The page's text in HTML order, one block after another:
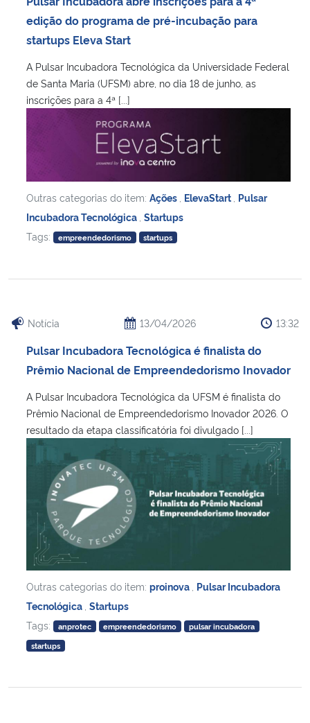
Ministério da Saúde
Ministério de Minas e Energia
Ministério da Ciência, Tecnologia, Inovações e Comunicações
Ministério do Meio Ambiente
Ministério do Turismo
Ministério do Desenvolvimento Regional
Gabinete de Segurança Institucional
Advocacia-Geral da União
Banco Central do Brasil
edição do programa de pré-incubação para
startups Eleva Start
A Pulsar Incubadora Tecnológica da Universidade Federal
de Santa Maria (UFSM) abre, no dia 18 de junho, as
inscrições para a 4ª [...]
Outras categorias do item: Ações ElevaStart Pulsar
Incubadora Tecnológica Startups
Tags:
empreendedorismo startups
Notícia 13/04/2026 13:32
Pulsar Incubadora Tecnológica é finalista do
Prêmio Nacional de Empreendedorismo Inovador
A Pulsar Incubadora Tecnológica da UFSM é finalista do
Prêmio Nacional de Empreendedorismo Inovador 2026. O
resultado da etapa classificatória foi divulgado [...]
Outras categorias do item: proinova Pulsar Incubadora
Tecnológica Startups
Tags:
anprotec empreendedorismo
pulsar incubadora
startups